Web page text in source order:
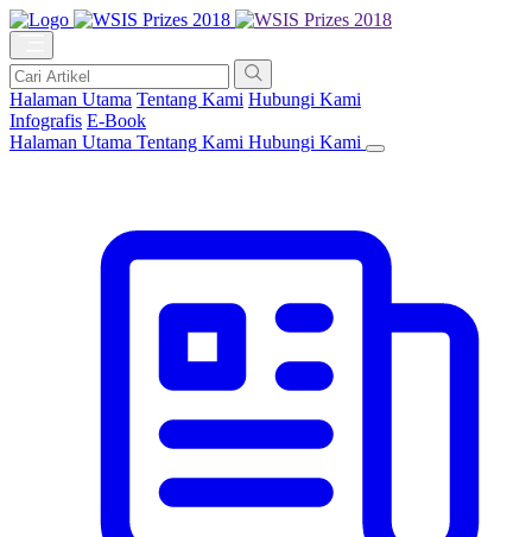
Halaman Utama Tentang Kami Hubungi Kami
Infografis E-Book
Halaman Utama Tentang Kami Hubungi Kami